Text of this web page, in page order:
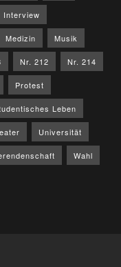
Interview
Medizin Musik
Nr. 212 Nr. 214
Protest
Leben
Universität
Wahl